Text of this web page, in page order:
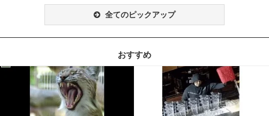
全てのピックアップ
おすすめ
記事を読む